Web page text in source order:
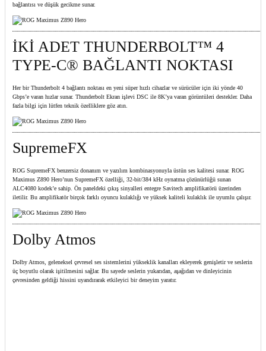
bağlantısı ve düşük gecikme sunar.
İKİ ADET THUNDERBOLT™ 4
TYPE-C® BAĞLANTI NOKTASI
Her bir Thunderbolt 4 bağlantı noktası en yeni süper hızlı cihazlar ve sürücüler için iki yönde 40
Gbps’e varan hızlar sunar. Thunderbolt Ekran işlevi DSC ile 8K’ya varan görüntüleri destekler. Daha
fazla bilgi için lütfen teknik özelliklere göz atın.
SupremeFX
ROG SupremeFX benzersiz donanım ve yazılım kombinasyonuyla üstün ses kalitesi sunar. ROG
Maximus Z890 Hero’nun SupremeFX özelliği, 32-bit/384 kHz oynatma çözünürlüğü sunan
ALC4080 kodek’e sahip. Ön paneldeki çıkış sinyalleri entegre Savitech amplifikatörü üzerinden
iletilir. Bu amplifikatör birçok farklı oyuncu kulaklığı ve yüksek kaliteli kulaklık ile uyumlu çalışır.
Dolby Atmos
Dolby Atmos, geleneksel çevresel ses sistemlerini yükseklik kanalları ekleyerek genişletir ve seslerin
üç boyutlu olarak işitilmesini sağlar. Bu sayede seslerin yukarıdan, aşağıdan ve dinleyicinin
çevresinden geldiği hissini uyandırarak etkileyici bir deneyim yaratır.